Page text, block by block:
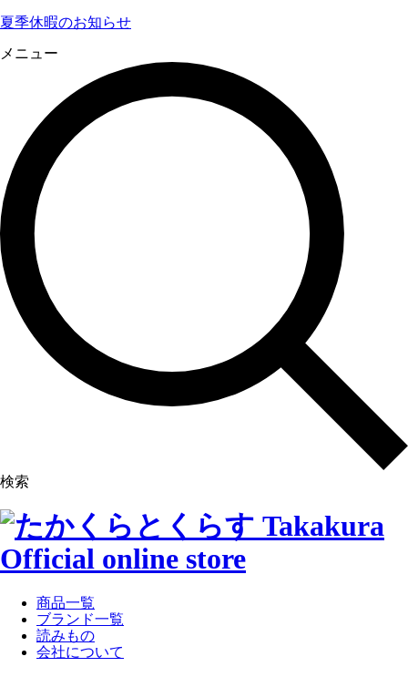
夏季休暇のお知らせ
メニュー
検索
商品一覧
ブランド一覧
読みもの
会社について